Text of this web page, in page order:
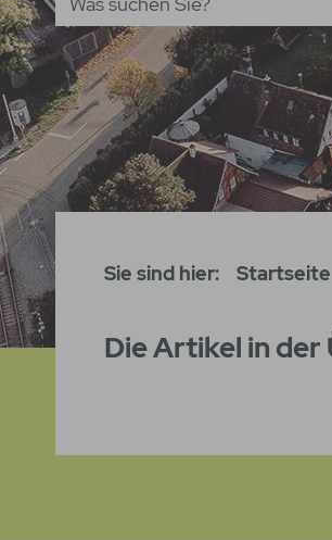
Sie sind hier: Startseite
Die Artikel in